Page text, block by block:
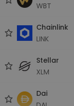
WBT
Chainlink
LINK
Stellar
XLM
Dai